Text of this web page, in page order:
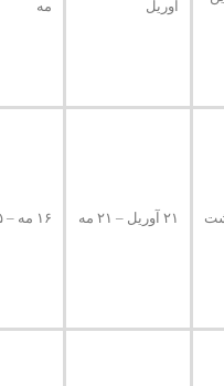
آوریل
مه
۲۱ آوریل – ۲۱ مه ۱۶ مه – ۱۵ ژوئن